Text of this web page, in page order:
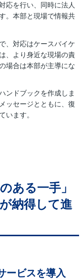
応を行い、同時に法人
。本部と現場で情報共
、対応はケースバイケ
、より身近な現場の責
場合は本部が主導にな
ンドブックを作成しま
ッセージとともに、復
います。
ある一手」
納得して進
ービスを導入